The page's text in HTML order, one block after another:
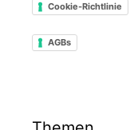
Cookie-Richtlinie
AGBs